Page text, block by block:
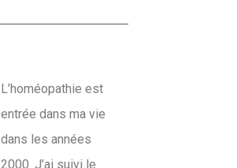
L’homéopathie est
entrée dans ma vie
dans les années
2000. J’ai suivi le